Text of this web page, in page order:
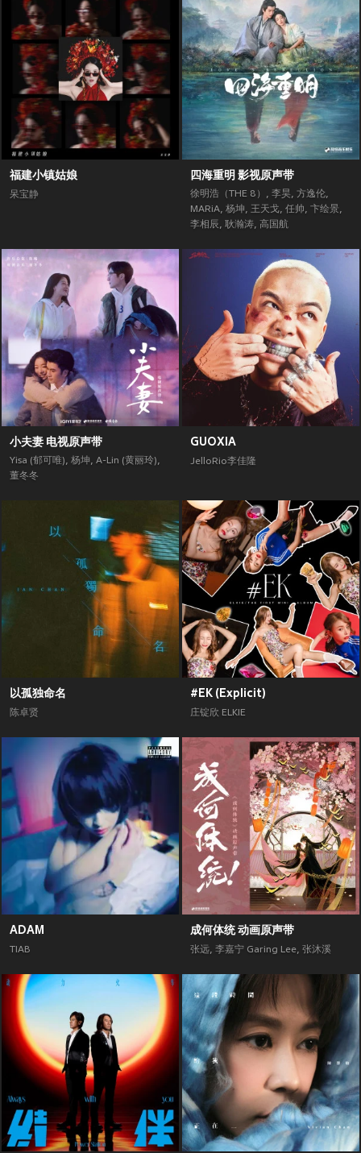
福建小镇姑娘
呆宝静
四海重明 影视原声带
徐明浩（THE 8） , 李昊, 方逸伦,
MARiA, 杨坤, 王天戈, 任帅, 卞绘景,
李相辰, 耿瀚涛, 高国航
小夫妻 电视原声带
Yisa (郁可唯), 杨坤, A-Lin (黄丽玲),
董冬冬
GUOXIA
JelloRio李佳隆
以孤独命名
陈卓贤
#EK (Explicit)
庄锭欣 ELKIE
ADAM
TIAB
成何体统 动画原声带
张远, 李嘉宁 Garing Lee, 张沐溪